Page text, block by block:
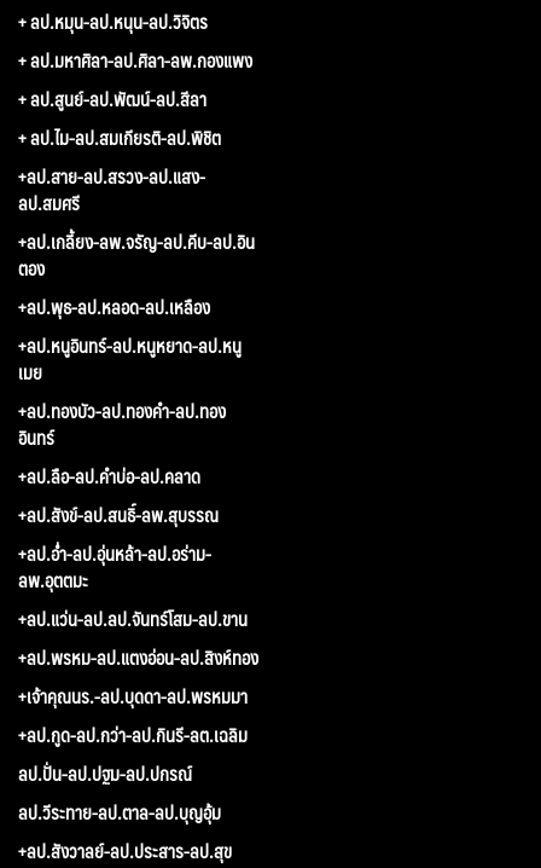
+ ลป.หมุน-ลป.หนุน-ลป.วิจิตร
+ ลป.มหาศิลา-ลป.ศิลา-ลพ.กองแพง
+ ลป.สูนย์-ลป.พัฒน์-ลป.สีลา
+ ลป.ไม-ลป.สมเกียรติ-ลป.พิชิต
+ลป.สาย-ลป.สรวง-ลป.แสง-
ลป.สมศรี
+ลป.เกลี้ยง-ลพ.จรัญ-ลป.คีบ-ลป.อิน
ตอง
+ลป.พุธ-ลป.หลอด-ลป.เหลือง
+ลป.หนูอินทร์-ลป.หนูหยาด-ลป.หนู
เมย
+ลป.ทองบัว-ลป.ทองคำ-ลป.ทอง
อินทร์
+ลป.ลือ-ลป.คำบ่อ-ลป.คลาด
+ลป.สังข์-ลป.สนธิ์-ลพ.สุบรรณ
+ลป.อ่ำ-ลป.อุ่นหล้า-ลป.อร่าม-
ลพ.อุตตมะ
+ลป.แว่น-ลป.ลป.จันทร์โสม-ลป.ขาน
+ลป.พรหม-ลป.แตงอ่อน-ลป.สิงห์ทอง
+เจ้าคุณนร.-ลป.บุดดา-ลป.พรหมมา
+ลป.กูด-ลป.กว่า-ลป.กินรี-ลต.เฉลิม
ลป.ปั่น-ลป.ปฐม-ลป.ปกรณ์
ลป.วีระทาย-ลป.ตาล-ลป.บุญอุ้ม
+ลป.สังวาลย์-ลป.ประสาร-ลป.สุข